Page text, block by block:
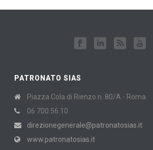
PATRONATO SIAS
Piazza Cola di Rienzo n. 80/A - Roma
06 700.56.10
direzionegenerale@patronatosias.it
www.patronatosias.it